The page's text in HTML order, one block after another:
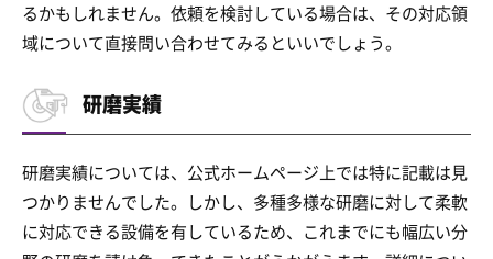
るかもしれません。依頼を検討している場合は、その対応領
域について直接問い合わせてみるといいでしょう。
研磨実績
研磨実績については、公式ホームページ上では特に記載は見
つかりませんでした。しかし、多種多様な研磨に対して柔軟
に対応できる設備を有しているため、これまでにも幅広い分